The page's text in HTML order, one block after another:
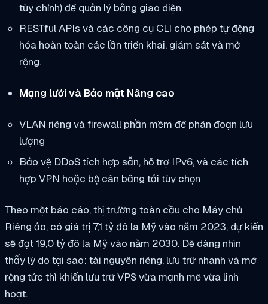
tùy chỉnh) để quản lý bằng giao diện.
RESTful APIs và các công cụ CLI cho phép tự động
hóa hoàn toàn các lần triển khai, giám sát và mở
rộng.
Mạng lưới và Bảo mật Nâng cao
VLAN riêng và firewall phần mềm để phân đoạn lưu
lượng
Bảo vệ DDoS tích hợp sẵn, hỗ trợ IPv6, và các tích
hợp VPN hoặc bộ cân bằng tải tùy chọn
Theo một báo cáo, thị trường toàn cầu cho Máy chủ
Riêng ảo, có giá trị 7,1 tỷ đô la Mỹ vào năm 2023, dự kiến
sẽ đạt 19,0 tỷ đô la Mỹ vào năm 2030. Dễ dàng nhìn
thấy lý do tại sao: tài nguyên riêng, lưu trữ nhanh và mở
rộng tức thì khiến lưu trữ VPS vừa mạnh mẽ vừa linh
hoạt.